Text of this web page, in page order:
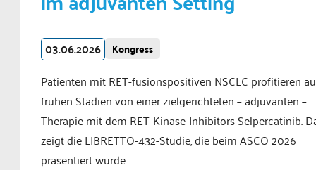
03.06.2026 Kongress
Patienten mit RET-fusionspositiven NSCLC profitieren
frühen Stadien von einer zielgerichteten – adjuvanten –
Therapie mit dem RET-Kinase-Inhibitors Selpercatinib.
zeigt die LIBRETTO-432-Studie, die beim ASCO 2026
präsentiert wurde.